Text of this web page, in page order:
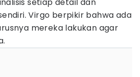
Virgo berpikir bahwa ada
mereka lakukan agar